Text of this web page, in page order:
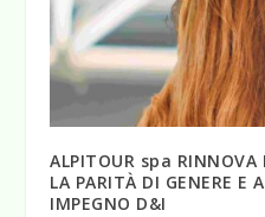
ALPITOUR spa RINNOVA
LA PARITÀ DI GENERE E
IMPEGNO D&I